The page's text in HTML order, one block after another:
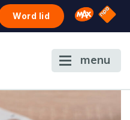
Word lid Omroep
NPO
menu